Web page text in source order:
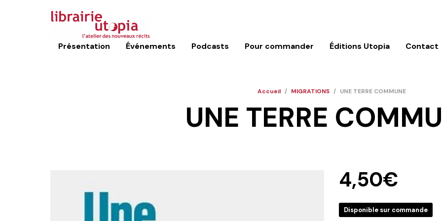
Présentation Événements Podcasts Pour commander Éditions Utopia Contact
Accueil / MIGRATIONS / UNE TERRE COMMUNE
UNE TERRE
4,50€
Disponible sur commande